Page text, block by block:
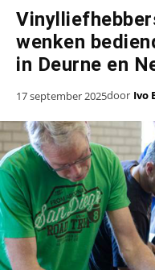
wenken
in Deurne en
17 september 2025door Ivo